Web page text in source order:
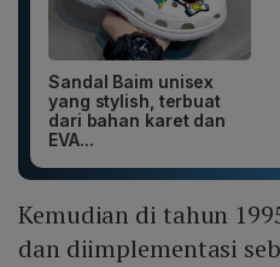
Sandal Baim unisex
yang stylish, terbuat
dari bahan karet dan
EVA...
Kemudian di tahun
dan diimplementasi